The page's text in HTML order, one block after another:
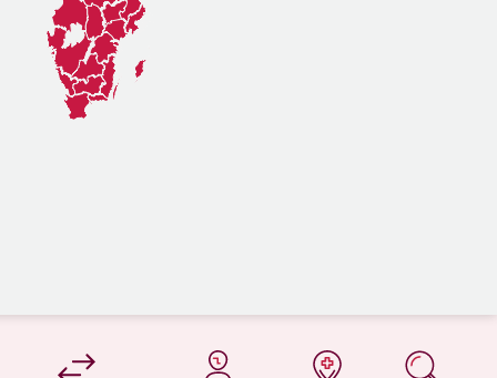
på 1177.se
på 1177.se
på 1177.se
på 1177.se